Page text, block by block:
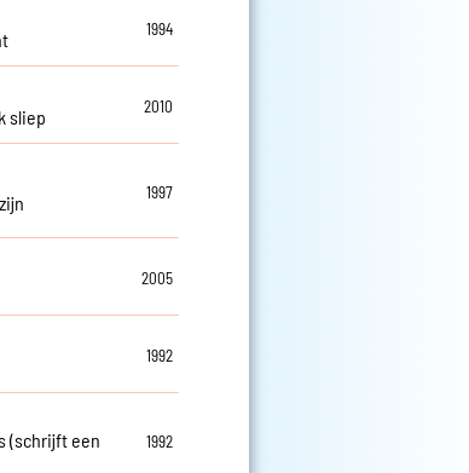
1994
sliep
2010
1997
2005
1992
(schrijft een
1992